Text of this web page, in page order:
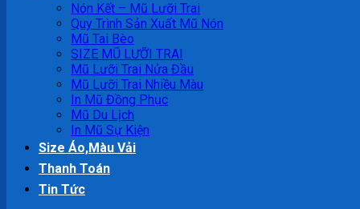
Nón Kết – Mũ Lưỡi Trai
Quy Trình Sản Xuất Mũ Nón
Mũ Tai Bèo
SIZE MŨ LƯỠI TRAI
Mũ Lưỡi Trai Nửa Đầu
Mũ Lưỡi Trai Nhiều Màu
In Mũ Đồng Phục
Mũ Du Lịch
In Mũ Sự Kiện
Size Áo,Màu Vải
Thanh Toán
Tin Tức